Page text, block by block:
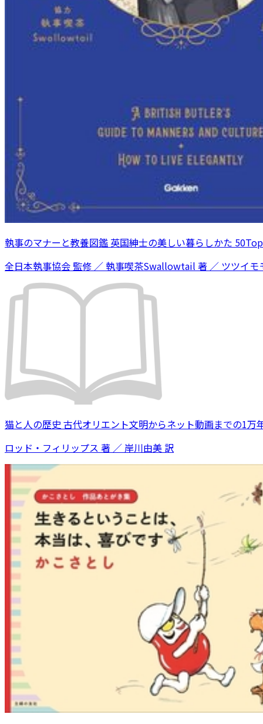
執事のマナーと教養図鑑 英国紳士の美しい暮らしかた
全日本執事協会 監修 ／ 執事喫茶Swallowtail 著 ／ ツツイ
猫と人の歴史 古代オリエント文明からネット動画までの1万
ロッド・フィリップス 著 ／ 岸川由美 訳